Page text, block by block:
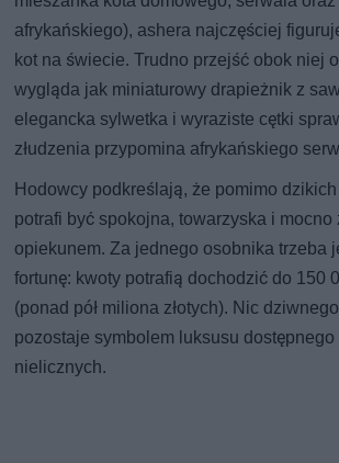
afrykańskiego), ashera najczęściej
kot na świecie. Trudno przejść obok niej
wygląda jak miniaturowy drapieżnik z
elegancka sylwetka i wyraziste cętki
złudzenia przypomina afrykańskiego
Hodowcy podkreślają, że pomimo
potrafi być spokojna, towarzyska i mocno
opiekunem. Za jednego osobnika trzeba
fortunę: kwoty potrafią dochodzić do 150
(ponad pół miliona złotych). Nic
pozostaje symbolem luksusu
nielicznych.